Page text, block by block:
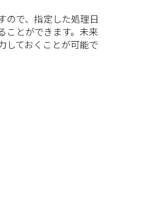
ので、指定した処理日
ことができます。未来
しておくことが可能で